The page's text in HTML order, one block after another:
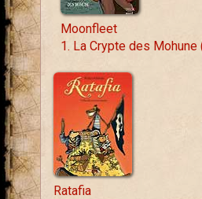
Moonfleet
1. La Crypte des Mohune
Ratafia